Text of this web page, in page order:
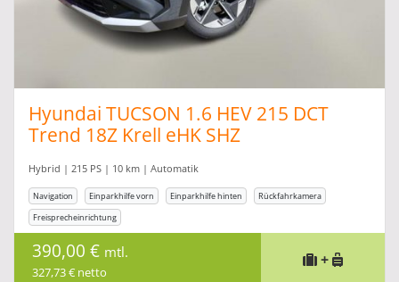
Hyundai TUCSON 1.6 HEV 215 DCT
Trend 18Z Krell eHK SHZ
Hybrid | 215 PS | 10 km | Automatik
Navigation Einparkhilfe vorn Einparkhilfe hinten
Rückfahrkamera
Freisprecheinrichtung
390,00 € mtl.
327,73 € netto
+